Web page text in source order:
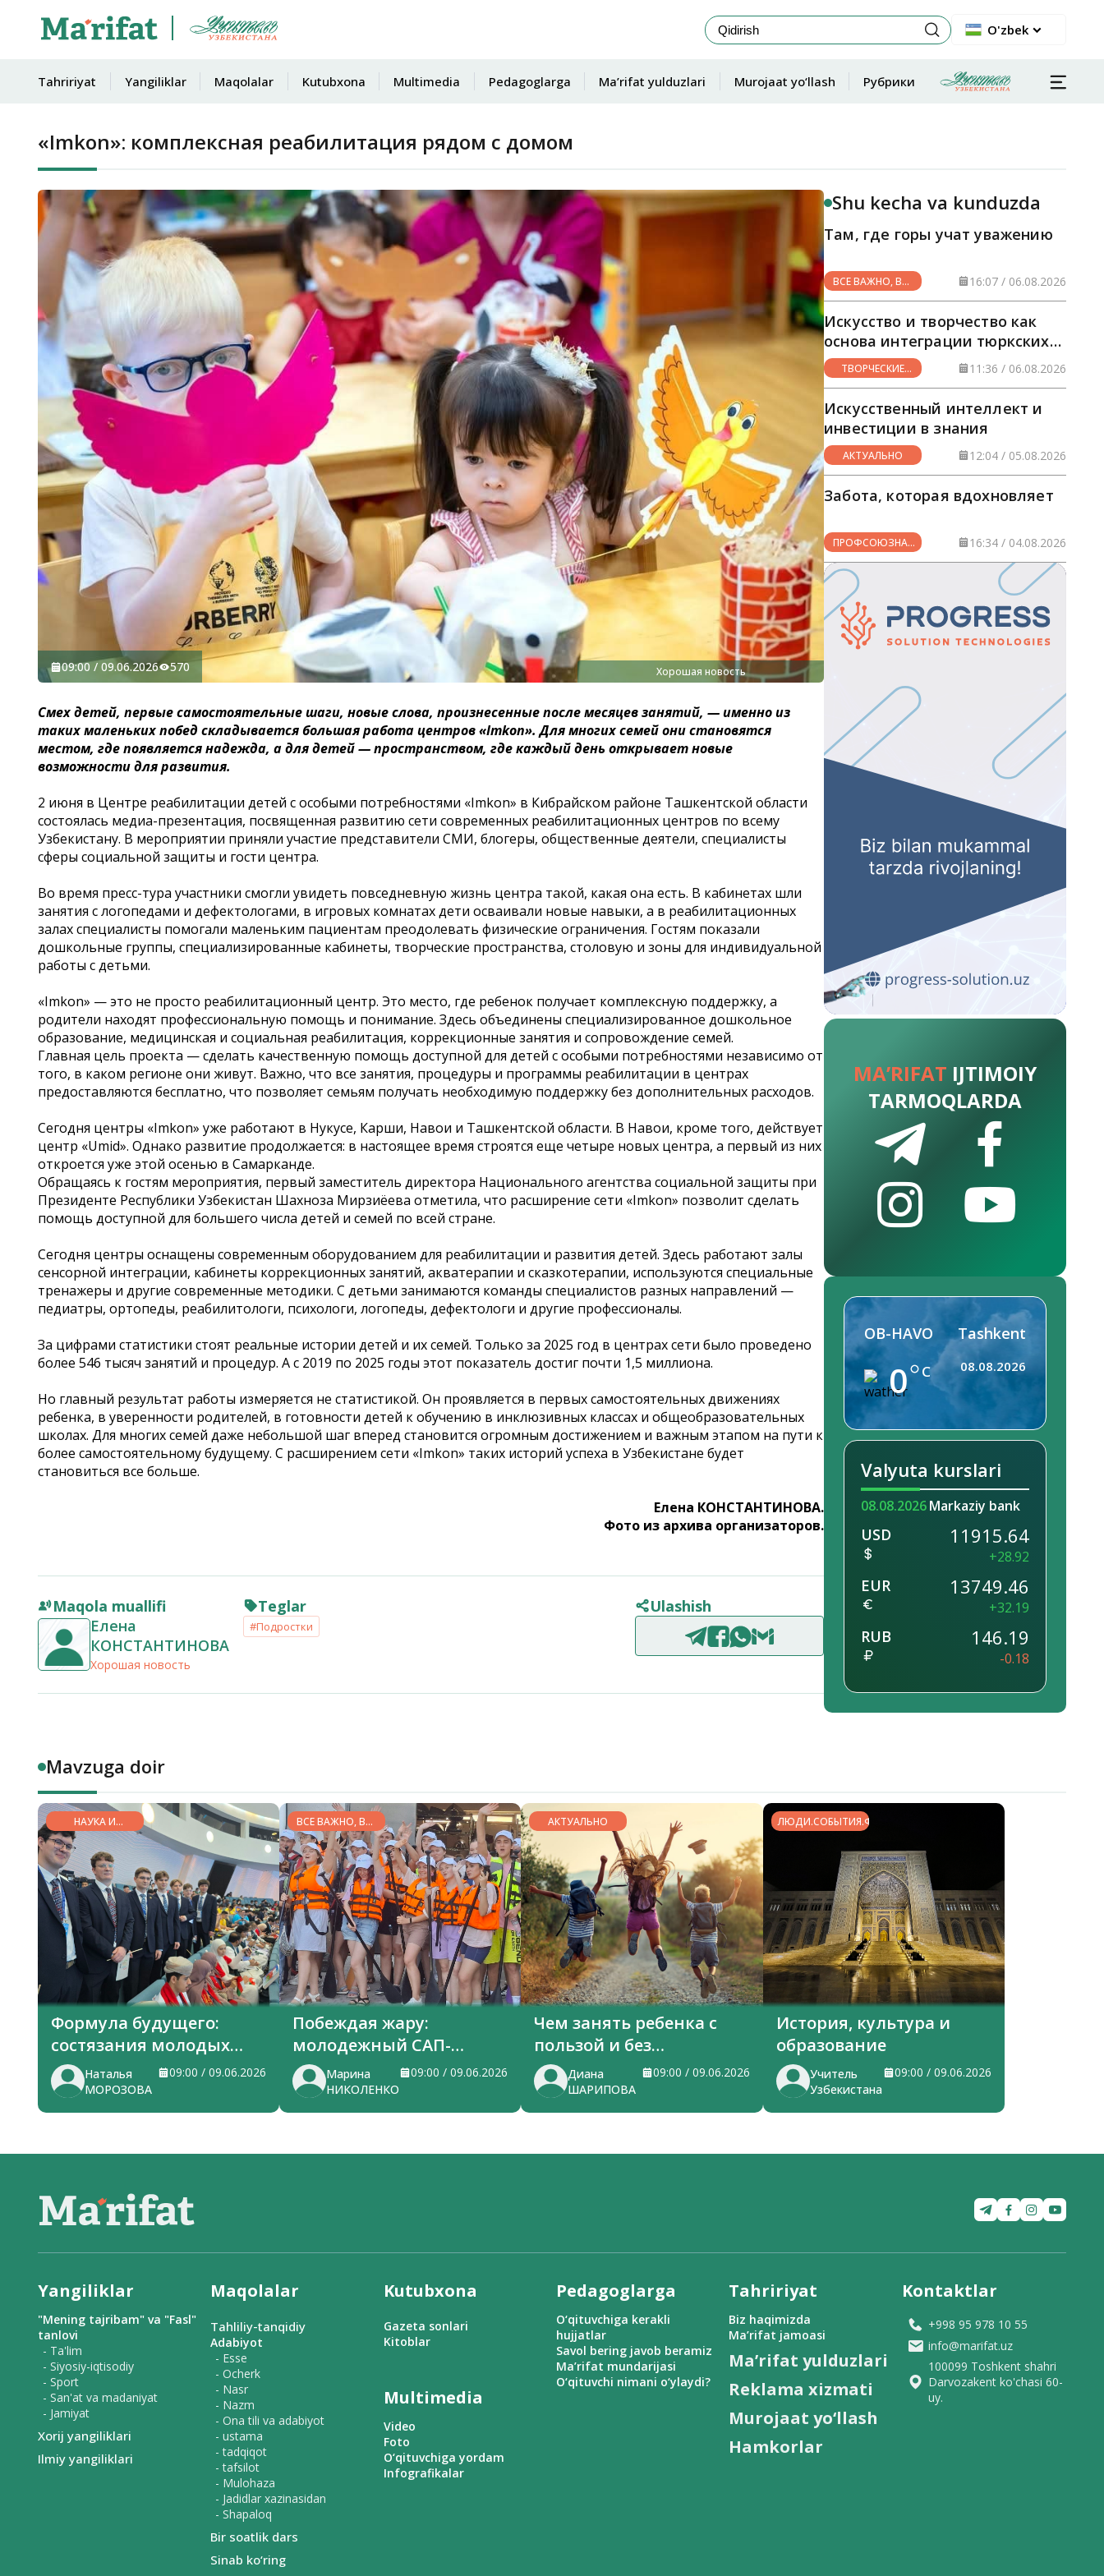
O'zbek
Tahririyat Yangiliklar Maqolalar Kutubxona Multimedia Pedagoglarga Ma’rifat yulduzlari Murojaat yo‘llash Рубрики
«Imkon»: комплексная реабилитация рядом с домом
Хорошая новость
09:00 / 09.06.2026 570
Смех детей, первые самостоятельные шаги, новые слова, произнесенные после месяцев занятий, — именно из
таких маленьких побед складывается большая работа центров «Imkon». Для многих семей они становятся
местом, где появляется надежда, а для детей — пространством, где каждый день открывает новые
возможности для развития.
2 июня в Центре реабилитации детей с особыми потребностями «Imkon» в Кибрайском районе Ташкентской области
состоялась медиа-презентация, посвященная развитию сети современных реабилитационных центров по всему
Узбекистану. В мероприятии приняли участие представители СМИ, блогеры, общественные деятели, специалисты
сферы социальной защиты и гости центра.
Во время пресс-тура участники смогли увидеть повседневную жизнь центра такой, какая она есть. В кабинетах шли
занятия с логопедами и дефектологами, в игровых комнатах дети осваивали новые навыки, а в реабилитационных
залах специалисты помогали маленьким пациентам преодолевать физические ограничения. Гостям показали
дошкольные группы, специализированные кабинеты, творческие пространства, столовую и зоны для индивидуальной
работы с детьми.
«Imkon» — это не просто реабилитационный центр. Это место, где ребенок получает комплексную поддержку, а
родители находят профессиональную помощь и понимание. Здесь объединены специализированное дошкольное
образование, медицинская и социальная реабилитация, коррекционные занятия и сопровождение семей.
Главная цель проекта — сделать качественную помощь доступной для детей с особыми потребностями независимо от
того, в каком регионе они живут. Важно, что все занятия, процедуры и программы реабилитации в центрах
предоставляются бесплатно, что позволяет семьям получать необходимую поддержку без дополнительных расходов.
Сегодня центры «Imkon» уже работают в Нукусе, Карши, Навои и Ташкентской области. В Навои, кроме того, действует
центр «Umid». Однако развитие продолжается: в настоящее время строятся еще четыре новых центра, а первый из них
откроется уже этой осенью в Самарканде.
Обращаясь к гостям мероприятия, первый заместитель директора Национального агентства социальной защиты при
Президенте Республики Узбекистан Шахноза Мирзиёева отметила, что расширение сети «Imkon» позволит сделать
помощь доступной для большего числа детей и семей по всей стране.
Сегодня центры оснащены современным оборудованием для реабилитации и развития детей. Здесь работают залы
сенсорной интеграции, кабинеты коррекционных занятий, акватерапии и сказкотерапии, используются специальные
тренажеры и другие современные методики. С детьми занимаются команды специалистов разных направлений —
педиатры, ортопеды, реабилитологи, психологи, логопеды, дефектологи и другие профессионалы.
За цифрами статистики стоят реальные истории детей и их семей. Только за 2025 год в центрах сети было проведено
более 546 тысяч занятий и процедур. А с 2019 по 2025 годы этот показатель достиг почти 1,5 миллиона.
Но главный результат работы измеряется не статистикой. Он проявляется в первых самостоятельных движениях
ребенка, в уверенности родителей, в готовности детей к обучению в инклюзивных классах и общеобразовательных
школах. Для многих семей даже небольшой шаг вперед становится огромным достижением и важным этапом на пути к
более самостоятельному будущему. С расширением сети «Imkon» таких историй успеха в Узбекистане будет
становиться все больше.
Елена КОНСТАНТИНОВА.
Фото из архива организаторов.
Maqola muallifi
Елена
КОНСТАНТИНОВА
Хорошая новость
Teglar
#Подростки
Ulashish
Shu kecha va kunduzda
Там, где горы учат уважению
ВСЕ ВАЖНО, ВСЕ
НУЖНО
16:07 / 06.08.2026
Искусство и творчество как
основа интеграции тюркских
стран
ТВОРЧЕСКИЕ
ГОРИЗОНТЫ
11:36 / 06.08.2026
Искусственный интеллект и
инвестиции в знания
АКТУАЛЬНО 12:04 / 05.08.2026
Забота, которая вдохновляет
ПРОФСОЮЗНАЯ
ЖИЗНЬ
16:34 / 04.08.2026
MA’RIFAT IJTIMOIY
TARMOQLARDA
OB-HAVO
0 C
Tashkent
08.08.2026
Valyuta kurslari
08.08.2026Markaziy bank
USD 11915.64
+28.92
EUR 13749.46
+32.19
RUB 146.19
-0.18
Mavzuga doir
НАУКА И
ОБРАЗОВАНИЕ
Формула будущего:
состязания молодых
ученых в Ташкенте
Наталья
МОРОЗОВА
09:00 / 09.06.2026
ВСЕ ВАЖНО, ВСЕ
НУЖНО
Побеждая жару:
молодежный САП-
заплыв
Марина
НИКОЛЕНКО
09:00 / 09.06.2026
АКТУАЛЬНО
Чем занять ребенка с
пользой и без
перегрузки
Диана
ШАРИПОВА
09:00 / 09.06.2026
ЛЮДИ.СОБЫТИЯ.ФАКТЫ
История, культура и
образование
Учитель
Узбекистана
09:00 / 09.06.2026
Yangiliklar
"Mening tajribam" va "Fasl"
tanlovi
- Ta'lim
- Siyosiy-iqtisodiy
- Sport
- San'at va madaniyat
- Jamiyat
Xorij yangiliklari
Ilmiy yangiliklari
Maqolalar
Tahliliy-tanqidiy
Adabiyot
- Esse
- Ocherk
- Nasr
- Nazm
- Ona tili va adabiyot
- ustama
- tadqiqot
- tafsilot
- Mulohaza
- Jadidlar xazinasidan
- Shapaloq
Bir soatlik dars
Sinab ko‘ring
Kutubxona
Gazeta sonlari
Kitoblar
Multimedia
Video
Foto
O‘qituvchiga yordam
Infografikalar
Pedagoglarga
O‘qituvchiga kerakli
hujjatlar
Savol bering javob beramiz
Ma’rifat mundarijasi
O‘qituvchi nimani o‘ylaydi?
Tahririyat
Biz haqimizda
Ma’rifat jamoasi
Ma’rifat yulduzlari
Reklama xizmati
Murojaat yo‘llash
Hamkorlar
Kontaktlar
+998 95 978 10 55
info@marifat.uz
100099 Toshkent shahri
Darvozakent ko'chasi 60-
uy.